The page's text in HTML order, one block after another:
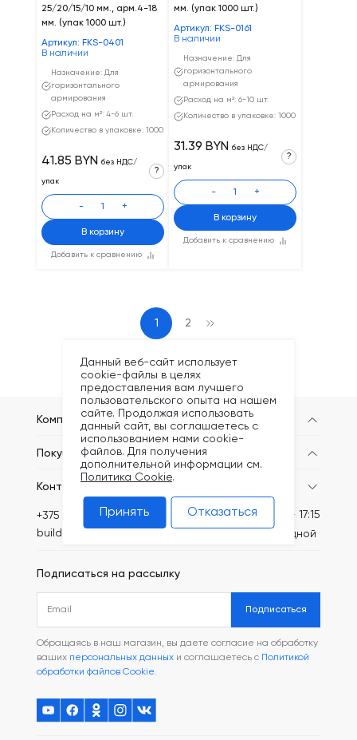
25/20/15/10 мм., арм.4-18
мм. (упак 1000 шт.)
Артикул: FKS-0401
В наличии
Назначение: Для
горизонтального
армирования
Расход на м²: 4-6 шт.
Количество в упаковке: 1000
Добавить к сравнению
41.85 BYN без НДС/
упак
?
- +
В корзину
мм. (упак 1000 шт.)
Артикул: FKS-0161
В наличии
Назначение: Для
горизонтального
армирования
Расход на м²: 6-10 шт.
Количество в упаковке: 1000
Добавить к сравнению
31.39 BYN без НДС/
упак
?
- +
В корзину
1 2
Компания
Покупателям
Контакты
+375 (44) 749-20-73
build@kronex-company.by
Пн-Пт: 8:30 - 17:15
Сб-вс: выходной
Подписаться на рассылку
Подписаться
Обращаясь в наш магазин, вы даете согласие на обработку
ваших персональных данных и соглашаетесь с Политикой
обработки файлов Cookie.
Данный веб-сайт использует
cookie-файлы в целях
предоставления вам лучшего
пользовательского опыта на нашем
сайте. Продолжая использовать
данный сайт, вы соглашаетесь с
использованием нами cookie-
файлов. Для получения
дополнительной информации см.
Политика Cookie.
Принять Отказаться